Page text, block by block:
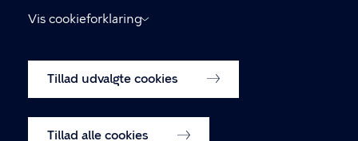
Vis cookieforklaring
Tillad udvalgte cookies
Tillad alle cookies
Om hjemmesiden
Cookiepolitik